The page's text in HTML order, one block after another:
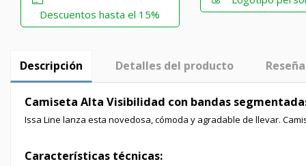
Descuentos hasta el 15%
Descripción Detalles del producto
Camiseta Alta Visibilidad con bandas
Issa Line lanza esta novedosa, cómoda y agradable de llevar.
Características técnicas: